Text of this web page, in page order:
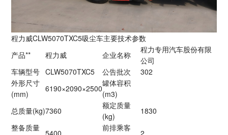
程力威CLW5070TXC5吸尘车主要技术参数
产品**
程力威 企业名称
程力专用汽车股份有限
公司
车辆型号 CLW5070TXC5 公告批次
302
外形尺寸
(mm)
6190×2090×2500
罐体容积
(m3)
总质量(kg)7360
额定质量
(kg)
1830
整备质量
前排乘客